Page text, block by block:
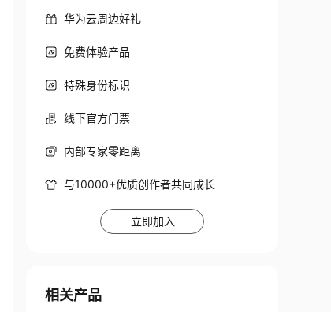
true</value>
华为云周边好礼
免费体验产品
特殊身份标识
线下官方门票
内部专家零距离
与10000+优质创作者共同成长
立即加入
相关产品